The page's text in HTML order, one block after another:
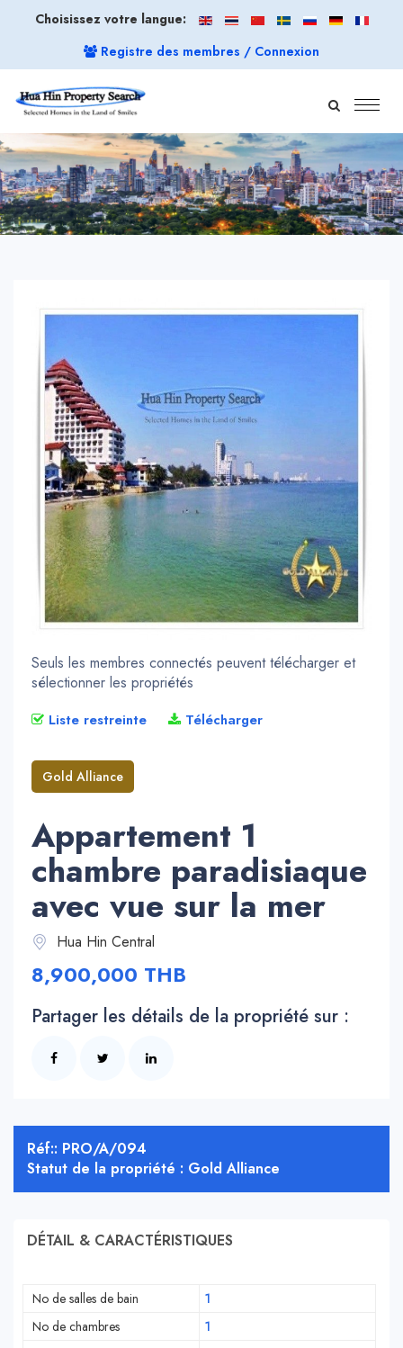
Choisissez votre langue:
Registre des membres / Connexion
Seuls les membres connectés peuvent télécharger et
sélectionner les propriétés
Liste restreinte Télécharger
Gold Alliance
Appartement 1
chambre paradisiaque
avec vue sur la mer
Hua Hin Central
8,900,000 THB
Partager les détails de la propriété sur :
Réf:: PRO/A/094
Statut de la propriété : Gold Alliance
DÉTAIL & CARACTÉRISTIQUES
No de salles de bain
1
No de chambres
1